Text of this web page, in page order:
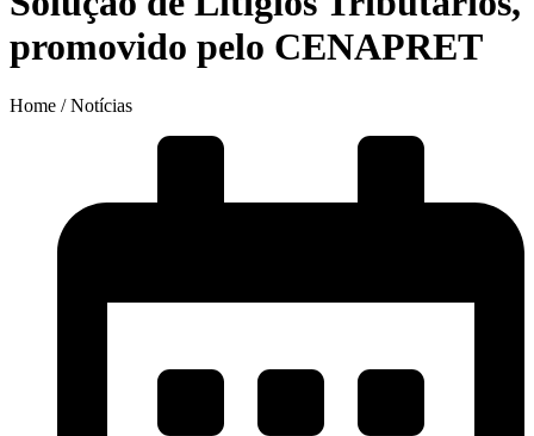
promovido pelo CENAPRET
Home / Notícias